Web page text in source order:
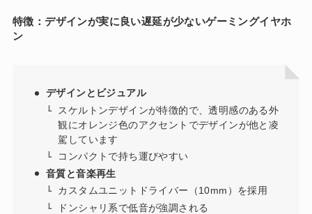
特徴：デザインが実に良い遅延が少ないゲーミングイヤホ
ン
デザインとビジュアル
スケルトンデザインが特徴的で、透明感のある外
観にオレンジ色のアクセントでデザインが他と凌
駕しています
コンパクトで持ち運びやすい
音質と音楽再生
カスタムユニットドライバー（10mm）を採用
ドンシャリ系で低音が強調される